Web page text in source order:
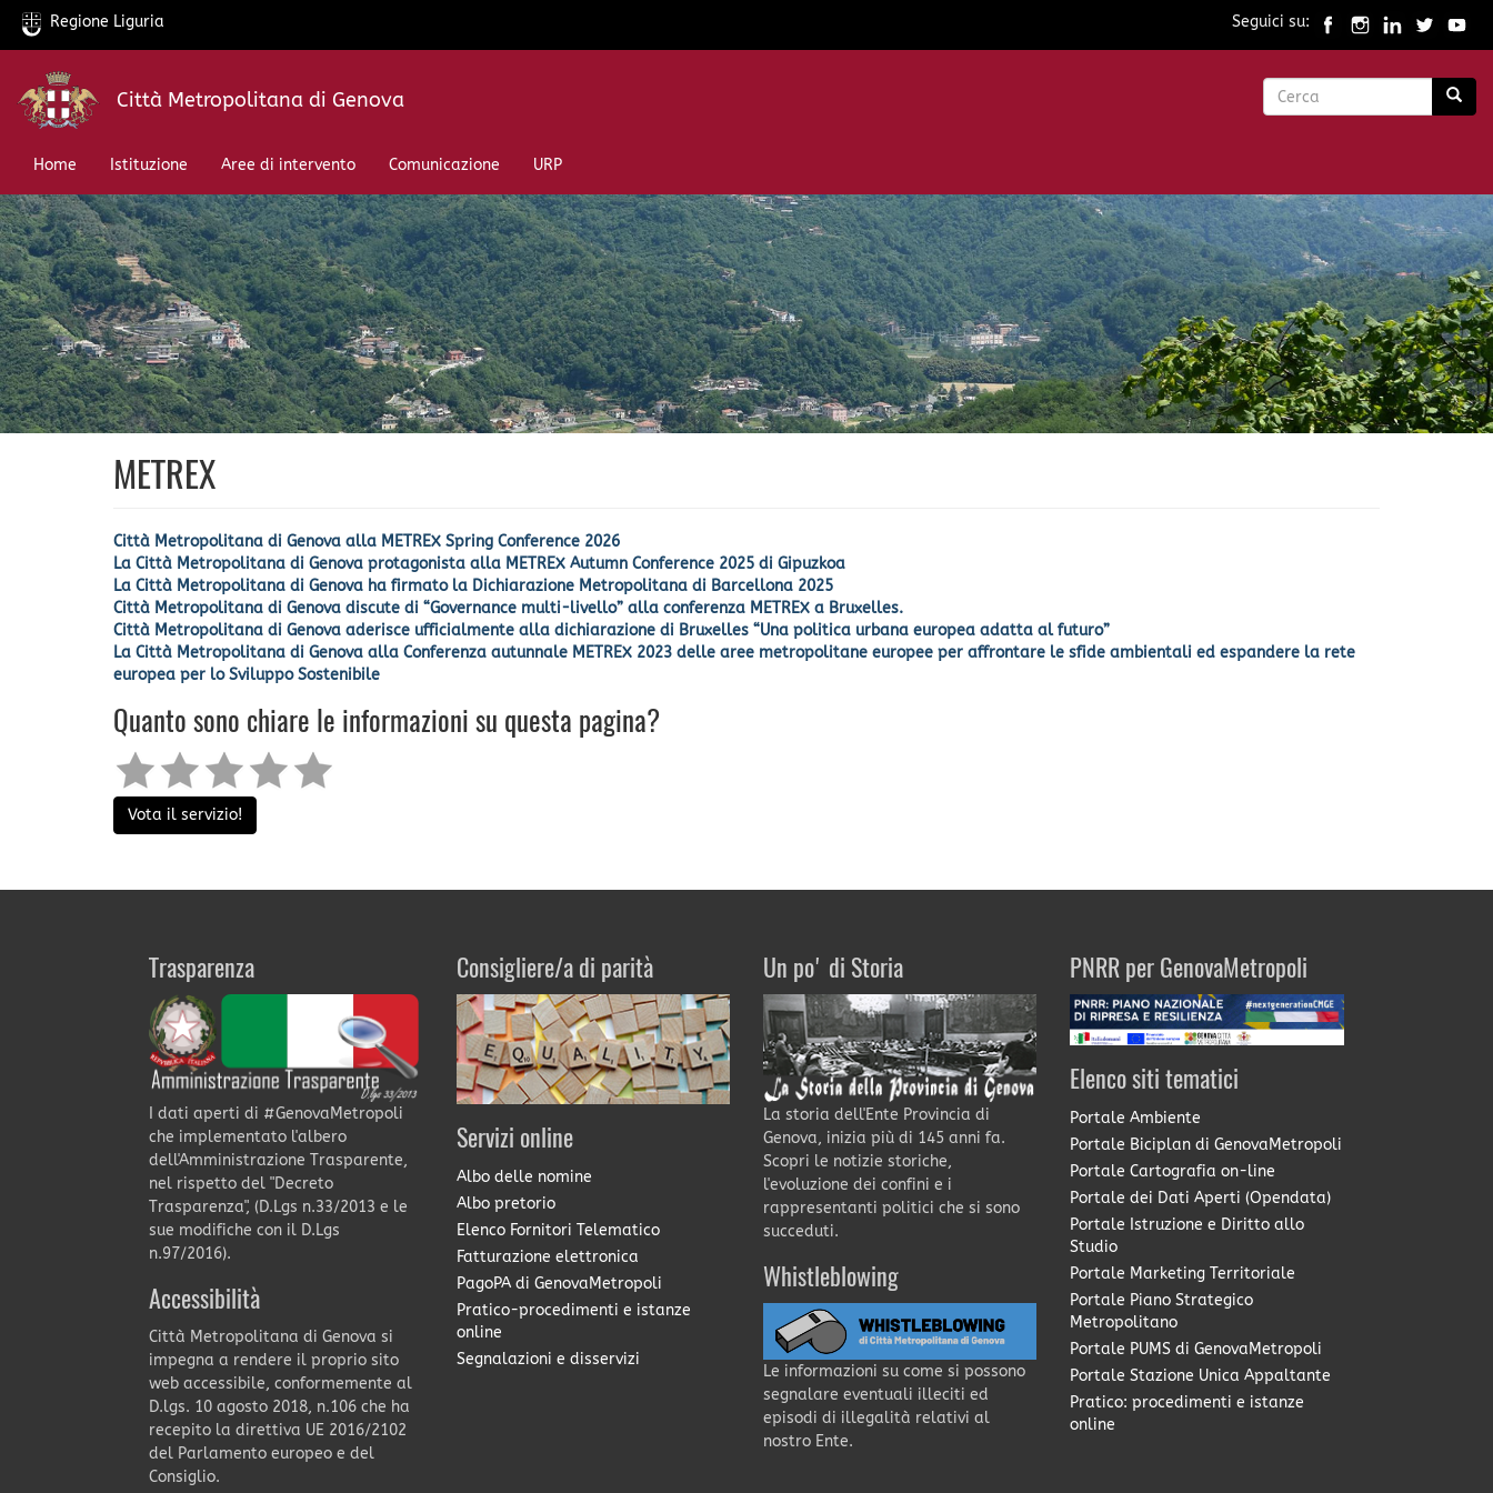
Salta
contenuto
Regione Liguria Seguici su:
Città Metropolitana di Genova
Form
Home
Istituzione Aree di intervento Comunicazione URP
METREX
Città Metropolitana di Genova alla METREX Spring Conference 2026
La Città Metropolitana di Genova protagonista alla METREX Autumn Conference 2025 di Gipuzkoa
La Città Metropolitana di Genova ha firmato la Dichiarazione Metropolitana di Barcellona 2025
Città Metropolitana di Genova discute di “Governance multi-livello” alla conferenza METREX a Bruxelles.
Città Metropolitana di Genova aderisce ufficialmente alla dichiarazione di Bruxelles “Una politica urbana europea adatta al futuro”
La Città Metropolitana di Genova alla Conferenza autunnale METREX 2023 delle aree metropolitane europee per affrontare le sfide ambientali ed espandere la rete
europea per lo Sviluppo Sostenibile
Quanto sono chiare le informazioni su questa pagina?
Vota il servizio!
Trasparenza
I dati aperti di #GenovaMetropoli
che implementato l'albero
dell'Amministrazione Trasparente,
nel rispetto del "Decreto
Trasparenza", (D.Lgs n.33/2013 e le
sue modifiche con il D.Lgs
n.97/2016).
Accessibilità
Città Metropolitana di Genova si
impegna a rendere il proprio sito
web accessibile, conformemente al
D.lgs. 10 agosto 2018, n.106 che ha
recepito la direttiva UE 2016/2102
del Parlamento europeo e del
Consiglio.
Consigliere/a di parità
Servizi online
Albo delle nomine
Albo pretorio
Elenco Fornitori Telematico
Fatturazione elettronica
PagoPA di GenovaMetropoli
Pratico-procedimenti e istanze
online
Segnalazioni e disservizi
Un po' di Storia
La storia dell'Ente Provincia di
Genova, inizia più di 145 anni fa.
Scopri le notizie storiche,
l'evoluzione dei confini e i
rappresentanti politici che si sono
succeduti.
Whistleblowing
Le informazioni su come si possono
segnalare eventuali illeciti ed
episodi di illegalità relativi al
nostro Ente.
PNRR per GenovaMetropoli
Elenco siti tematici
Portale Ambiente
Portale Biciplan di GenovaMetropoli
Portale Cartografia on-line
Portale dei Dati Aperti (Opendata)
Portale Istruzione e Diritto allo
Studio
Portale Marketing Territoriale
Portale Piano Strategico
Metropolitano
Portale PUMS di GenovaMetropoli
Portale Stazione Unica Appaltante
Pratico: procedimenti e istanze
online